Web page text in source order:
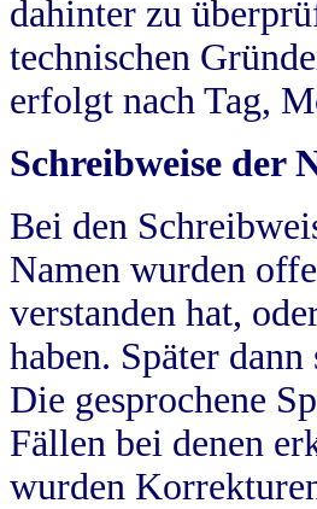
dahinter zu
technischen
erfolgt nach Tag,
Schreibweise der
Bei den
Namen wurden
verstanden hat,
haben. Später
Die gesprochene
Fällen bei denen
wurden